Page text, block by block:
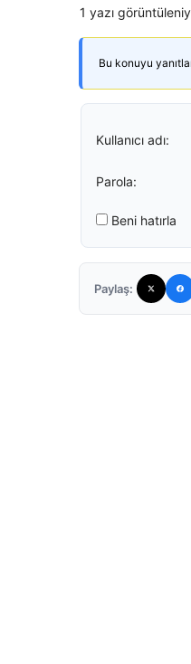
1 yazı
Bu konuyu
Kullanıcı adı:
Parola:
Beni hatırla
Paylaş: